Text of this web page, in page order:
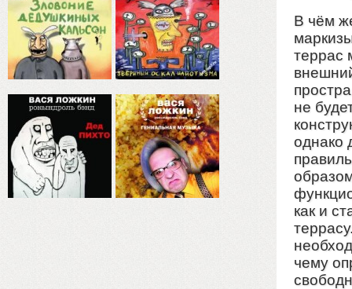
В чём
террас
не
однако
как и
чему